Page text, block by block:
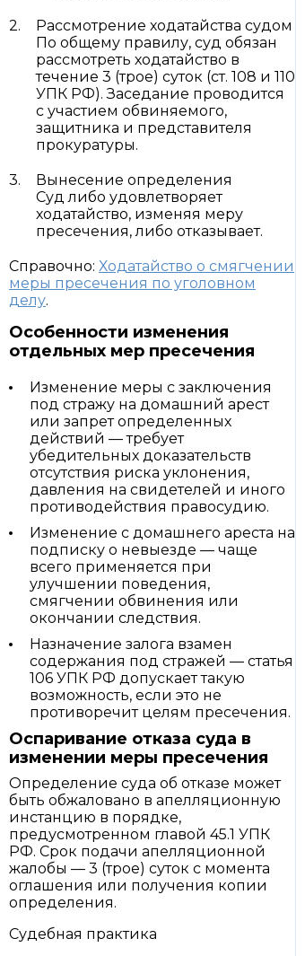
Рассмотрение ходатайства судом
По общему правилу, суд обязан
рассмотреть ходатайство в
течение 3 (трое) суток (ст. 108 и 110
УПК РФ). Заседание проводится
с участием обвиняемого,
защитника и представителя
прокуратуры.
Вынесение определения
Суд либо удовлетворяет
ходатайство, изменяя меру
пресечения, либо отказывает.
Справочно: Ходатайство о смягчении
меры пресечения по уголовном
делу.
Особенности изменения
отдельных мер пресечения
Изменение меры с заключения
под стражу на домашний арест
или запрет определенных
действий — требует
убедительных доказательств
отсутствия риска уклонения,
давления на свидетелей и иного
противодействия правосудию.
Изменение с домашнего ареста на
подписку о невыезде — чаще
всего применяется при
улучшении поведения,
смягчении обвинения или
окончании следствия.
Назначение залога взамен
содержания под стражей — статья
106 УПК РФ допускает такую
возможность, если это не
противоречит целям пресечения.
Оспаривание отказа суда в
изменении меры пресечения
Определение суда об отказе может
быть обжаловано в апелляционную
инстанцию в порядке,
предусмотренном главой 45.1 УПК
РФ. Срок подачи апелляционной
жалобы — 3 (трое) суток с момента
оглашения или получения копии
определения.
Судебная практика